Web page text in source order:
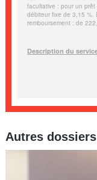
Autres dossiers